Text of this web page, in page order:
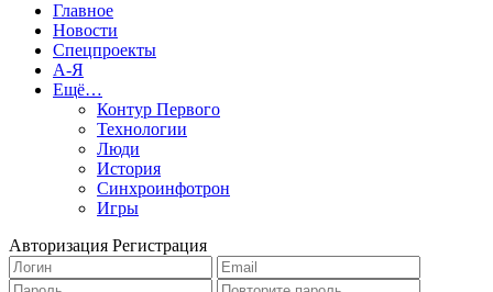
Главное
Новости
Спецпроекты
А-Я
Ещё…
Контур Первого
Технологии
Люди
История
Синхроинфотрон
Игры
Авторизация Регистрация